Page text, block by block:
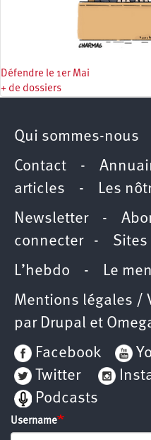
Défendre le 1er Mai
+ de dossiers
Qui sommes-nous
Contact -
articles - Les
Newsletter-
connecter- Sites
L’hebdo - Le
Mentions légales /
par Drupal et
Facebook
Twitter
Podcasts
Username